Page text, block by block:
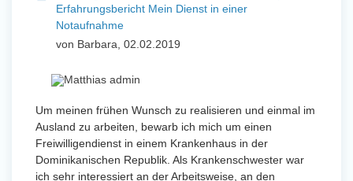
Erfahrungsbericht Mein Dienst in einer
Notaufnahme
von Barbara, 02.02.2019
Um meinen frühen Wunsch zu realisieren und einmal im
Ausland zu arbeiten, bewarb ich mich um einen
Freiwilligendienst in einem Krankenhaus in der
Dominikanischen Republik. Als Krankenschwester war
ich sehr interessiert an der Arbeitsweise, an den